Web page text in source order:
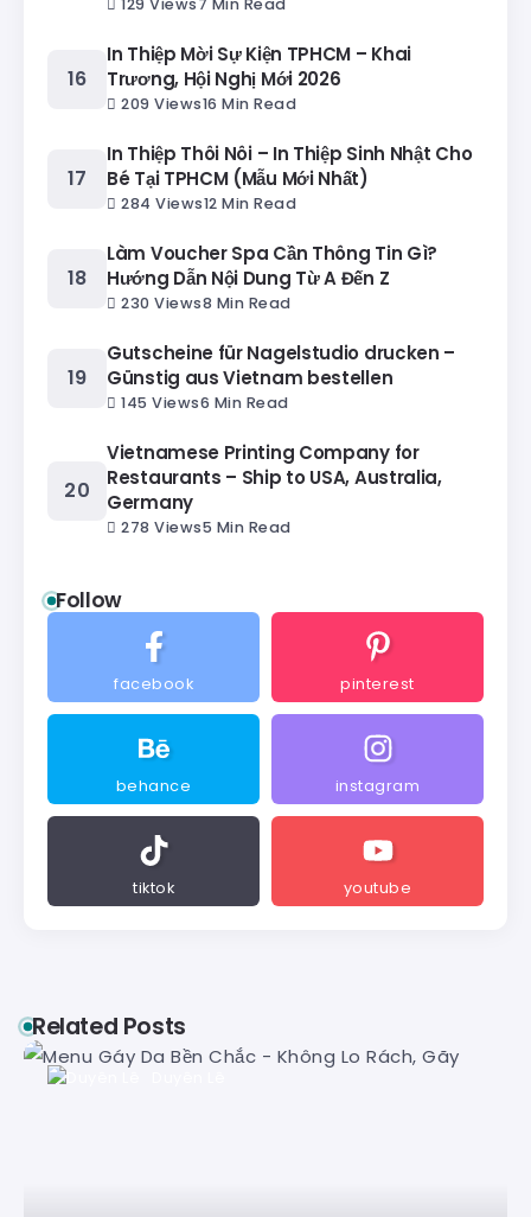
129 Views7 Min Read
In Thiệp Mời Sự Kiện TPHCM – Khai
Trương, Hội Nghị Mới 2026
209 Views16 Min Read
In Thiệp Thôi Nôi – In Thiệp Sinh Nhật Cho
Bé Tại TPHCM (Mẫu Mới Nhất)
284 Views12 Min Read
Làm Voucher Spa Cần Thông Tin Gì?
Hướng Dẫn Nội Dung Từ A Đến Z
230 Views8 Min Read
Gutscheine für Nagelstudio drucken –
Günstig aus Vietnam bestellen
145 Views6 Min Read
Vietnamese Printing Company for
Restaurants – Ship to USA, Australia,
Germany
278 Views5 Min Read
Follow
facebook pinterest
behance instagram
tiktok youtube
Related Posts